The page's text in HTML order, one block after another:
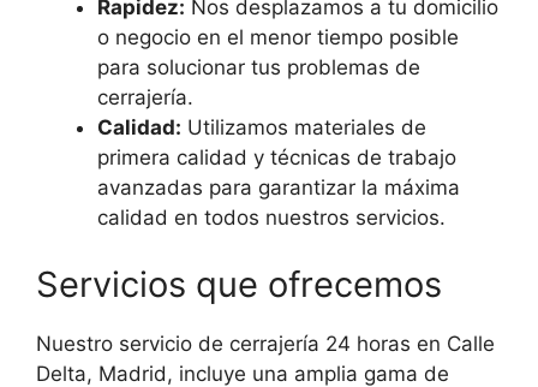
Rapidez: Nos desplazamos a tu domicilio
o negocio en el menor tiempo posible
para solucionar tus problemas de
cerrajería.
Calidad: Utilizamos materiales de
primera calidad y técnicas de trabajo
avanzadas para garantizar la máxima
calidad en todos nuestros servicios.
Servicios que ofrecemos
Nuestro servicio de cerrajería 24 horas en Calle
Delta, Madrid, incluye una amplia gama de